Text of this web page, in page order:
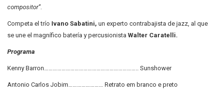
compositor”.
Competa el trío Ivano Sabatini, un experto contrabajista de jazz, al que
se une el magnífico batería y percusionista Walter Caratelli.
Programa
Kenny Barron……………………………………………………….. Sunshower
Antonio Carlos Jobim…………………… Retrato em branco e preto